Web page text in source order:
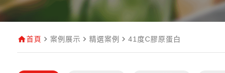
首頁 案例展示 精選案例 41度C膠原蛋白